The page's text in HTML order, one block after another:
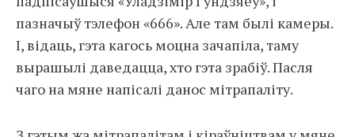
пазначыў тэлефон «666». Але там былі камеры.
І, відаць, гэта кагось моцна зачапіла, таму
вырашылі даведацца, хто гэта зрабіў. Пасля
чаго на мяне напісалі данос мітрапаліту.